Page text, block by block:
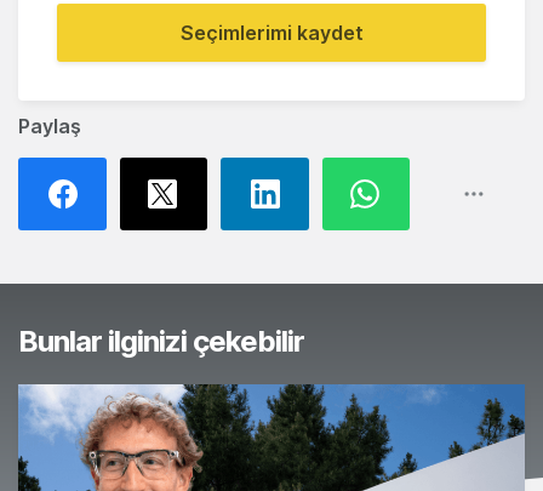
Paylaş
Seçimlerimi kaydet
Bunlar ilginizi çekebilir